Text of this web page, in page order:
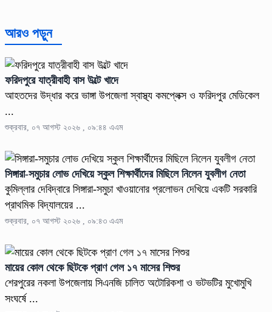
আরও পড়ুন
ফরিদপুরে যাত্রীবাহী বাস উল্টে খাদে
আহতদের উদ্ধার করে ভাঙ্গা উপজেলা স্বাস্থ্য কমপ্লেক্স ও ফরিদপুর মেডিকেল
...
শুক্রবার, ০৭ আগস্ট ২০২৬ , ০৯:৪৪ এএম
সিঙ্গারা-সমুচার লোভ দেখিয়ে স্কুল শিক্ষার্থীদের মিছিলে নিলেন যুবলীগ নেতা
কুমিল্লার দেবিদ্বারে সিঙ্গারা-সমুচা খাওয়ানোর প্রলোভন দেখিয়ে একটি সরকারি
প্রাথমিক বিদ্যালয়ের ...
শুক্রবার, ০৭ আগস্ট ২০২৬ , ০৯:৪৩ এএম
মায়ের কোল থেকে ছিটকে প্রাণ গেল ১৭ মাসের শিশুর
শেরপুরের নকলা উপজেলায় সিএনজি চালিত অটোরিকশা ও ভটভটির মুখোমুখি
সংঘর্ষে ...